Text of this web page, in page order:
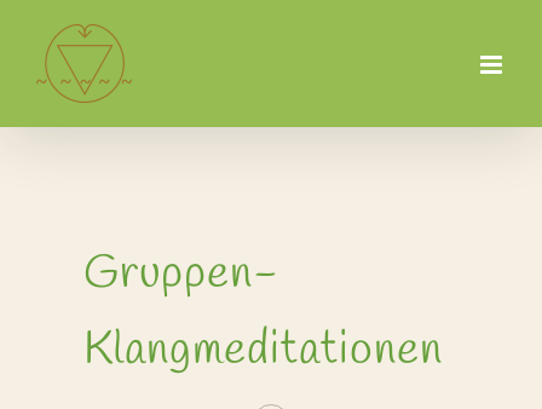
Inhalt
springen
Gruppen-
Klangmeditationen